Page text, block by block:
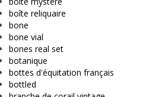
boîte reliquaire
bone
bone vial
bones real set
botanique
bottes d'équitation français
bottled